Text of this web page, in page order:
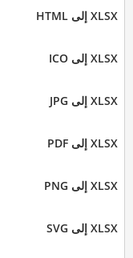
XLSX إلى HTML
XLSX إلى ICO
XLSX إلى JPG
XLSX إلى PDF
XLSX إلى PNG
XLSX إلى SVG